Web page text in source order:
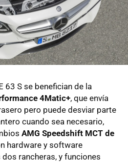
63 S se benefician de la
4Matic+, que envía
pero puede desviar parte
cuando sea necesario,
AMG Speedshift MCT de
hardware y software
rancheras, y funciones